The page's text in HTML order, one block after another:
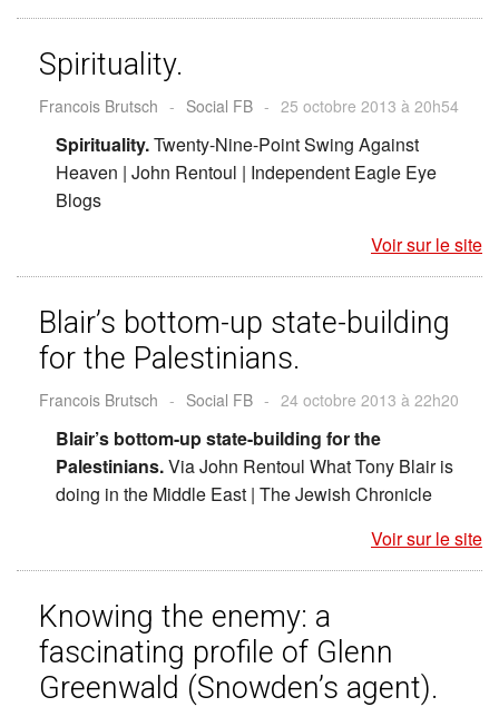
Spirituality.
Francois Brutsch - Social FB - 25 octobre 2013 à 20h54
Spirituality.Twenty-Nine-Point Swing Against
Heaven | John Rentoul | Independent Eagle Eye
Blogs
Voir sur le site
Blair’s bottom-up state-building
for the Palestinians.
Francois Brutsch - Social FB - 24 octobre 2013 à 22h20
Blair’s bottom-up state-building for the
Palestinians.Via John Rentoul What Tony Blair is
doing in the Middle East | The Jewish Chronicle
Voir sur le site
Knowing the enemy: a
fascinating profile of Glenn
Greenwald (Snowden’s agent).